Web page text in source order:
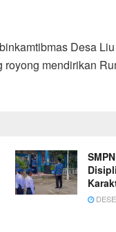
Desa
mendirikan